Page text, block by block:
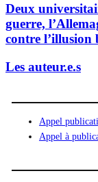
Deux
guerre,
contre l’illusion
Les auteur.e.s
Appel
Appel à